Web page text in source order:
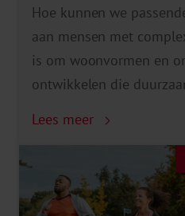
Hoe kunnen we
aan mensen met
is om woonvormen en
ontwikkelen die
Lees meer